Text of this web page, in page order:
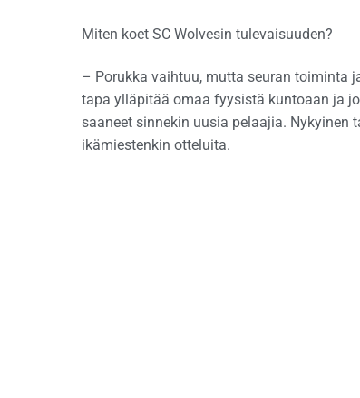
Miten koet SC Wolvesin tulevaisuuden?
– Porukka vaihtuu, mutta seuran toiminta
tapa ylläpitää omaa fyysistä kuntoaan ja
saaneet sinnekin uusia pelaajia.
ikämiestenkin otteluita.